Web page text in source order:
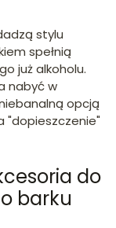
stylu
spełnią
już alkoholu.
nabyć w
opcją
"dopieszczenie"
do
barku